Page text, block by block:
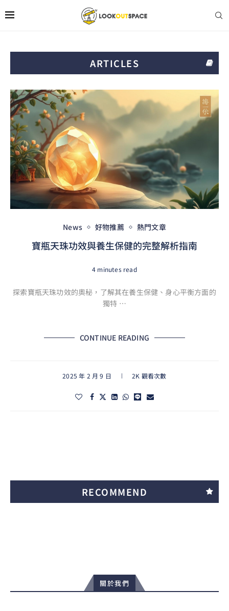
ARTICLES
News 好物推薦 熱門文章
寶瓶天珠功效與養生保健的完整解析指南
4 minutes read
探索寶瓶天珠功效的奧秘，了解其在養生保健、身心平衡方面的
獨特 …
CONTINUE READING
2025 年 2 月 9 日 2K 觀看次數
RECOMMEND
關於我們